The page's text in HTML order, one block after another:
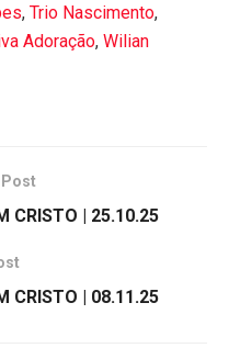
, Trio Nascimento,
Adoração, Wilian
CRISTO | 25.10.25
CRISTO | 08.11.25